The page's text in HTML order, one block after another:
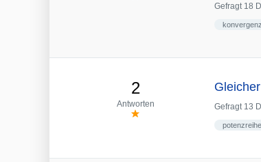
Gefragt 18
2
Antworten Gefragt 13
potenzreihe